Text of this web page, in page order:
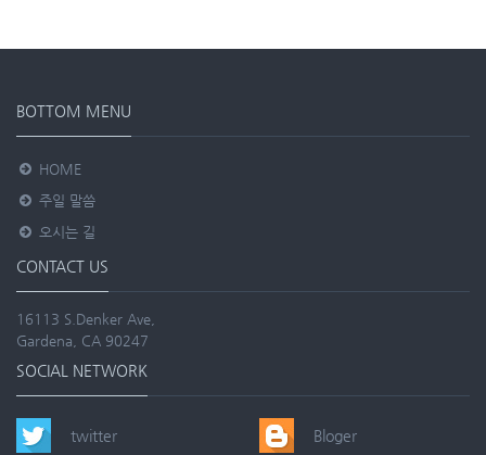
BOTTOM MENU
HOME
주일 말씀
오시는 길
CONTACT US
16113 S.Denker Ave,
Gardena, CA 90247
SOCIAL NETWORK
twitter Bloger